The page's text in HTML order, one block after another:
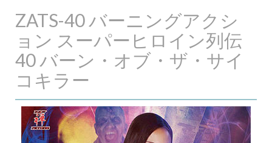
ZATS-40 バーニングアクシ
ョン スーパーヒロイン列伝
40 バーン・オブ・ザ・サイ
コキラー